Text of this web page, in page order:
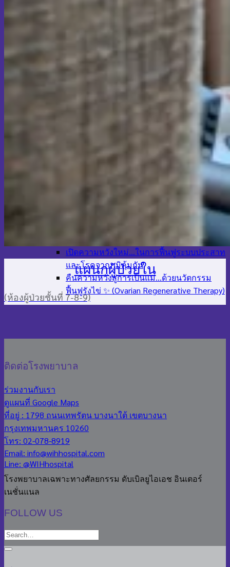
Traptox (Barbietox)
Allergan Botulinum Toxin
Xeomin (Botulinum Toxin)
Aestox (Medytox) – Korean Botulinum Toxin
ฟิลเลอร์ (Filler)
Hyaluronic Filler | Juvederm, Restylane,
Radiesse Filler | Calcium Hydroxylapatite
Sculptra Filler | PLLA Collagen Stimulator
Autologous Fat Grafting (Autologous Filler)
เกล็ดเลือดเข้มข้น (PRP)
Booster Therapy
เปิดความหวังใหม่…ในการฟื้นฟูระบบประสาท
และโรคจากภูมิคุ้มกัน
คืนความหวังสู่การเป็นแม่…ด้วยนวัตกรรม
ฟื้นฟูรังไข่ ✨ (Ovarian Regenerative Therapy)
แผนกผู้ป่วยใน
(ห้องผู้ป่วยชั้นที่ 7-8-9)
ติดต่อโรงพยาบาล
ร่วมงานกับเรา
ดูแผนที่ Google Maps
ที่อยู่ : 1798 ถนนเทพรัตน บางนาใต้ เขตบางนา
กรุงเทพมหานคร 10260
โทร: 02-078-8919
Email: info@wihhospital.com
Line: @WIHhospital
โรงพยาบาลเฉพาะทางศัลยกรรม ดับเบิลยูไอเอช อินเตอร์
เนชั่นแนล
FOLLOW US